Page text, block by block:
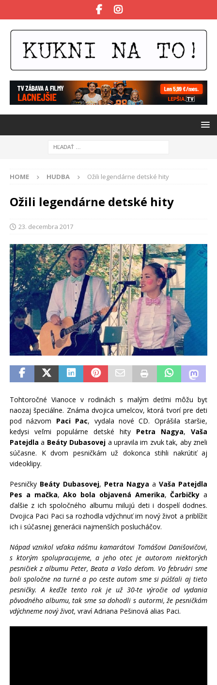
HOME HUDBA Ožili legendárne detské hity
Ožili legendárne detské hity
23. decembra 2017
Tohtoročné Vianoce v rodinách s malým deťmi môžu byť
naozaj špeciálne. Známa dvojica umelcov, ktorá tvorí pre deti
pod názvom Paci Pac, vydala nové CD. Oprášila staršie,
kedysi veľmi populárne detské hity Petra Nagya, Vaša
Patejdla a Beáty Dubasovej a upravila im zvuk tak, aby zneli
súčasne. K dvom pesničkám už dokonca stihli nakrútiť aj
videoklipy.
Pesničky Beáty Dubasovej, Petra Nagya a Vaša Patejdla
Pes a mačka,Ako bola objavená Amerika,Čarbičky a
ďalšie z ich spoločného albumu milujú deti i dospelí dodnes.
Dvojica Paci Paci sa rozhodla vdýchnuť im nový život a priblížiť
ich i súčasnej generácii najmenších poslucháčov.
Nápad vznikol vďaka nášmu kamarátovi Tomášovi Danišovičovi,
s ktorým spolupracujeme, a jeho otec je autorom niektorých
pesničiek z albumu Peter, Beata a Vašo deťom. Vo februári sme
boli spoločne na turné a po ceste autom sme si púšťali aj tieto
pesničky. A keďže tento rok je už 30-te výročie od vydania
pôvodného albumu, tak sme sa dohodli s autormi, že pesničkám
vdýchneme nový život, vraví Adriana Pešinová alias Paci.